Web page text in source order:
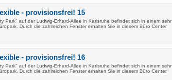
- provisionsfrei! 15
Park" auf der Ludwig-Erhard-Allee in Karlsruhe befindet sich in einem sehr
Durch die zahlreichen Fenster erhalten Sie in diesem Büro Center
- provisionsfrei! 16
Park" auf der Ludwig-Erhard-Allee in Karlsruhe befindet sich in einem sehr
Durch die zahlreichen Fenster erhalten Sie in diesem Büro Center